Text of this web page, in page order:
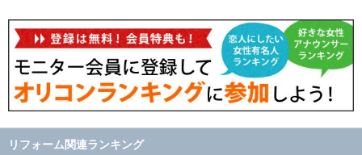
リフォーム関連ランキング